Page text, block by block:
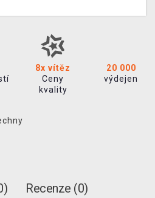
8x vítěz
Ceny
kvality
20 000
výdejen
Recenze (0)